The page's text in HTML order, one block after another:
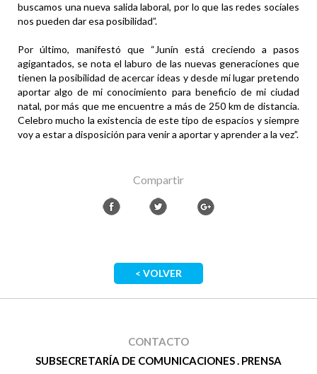
buscamos una nueva salida laboral, por lo que las redes sociales
nos pueden dar esa posibilidad”.
Por último, manifestó que “Junín está creciendo a pasos
agigantados, se nota el laburo de las nuevas generaciones que
tienen la posibilidad de acercar ideas y desde mi lugar pretendo
aportar algo de mi conocimiento para beneficio de mi ciudad
natal, por más que me encuentre a más de 250 km de distancia.
Celebro mucho la existencia de este tipo de espacios y siempre
voy a estar a disposición para venir a aportar y aprender a la vez”.
Compartir
< VOLVER
CONTACTO
SUBSECRETARÍA DE COMUNICACIONES . PRENSA